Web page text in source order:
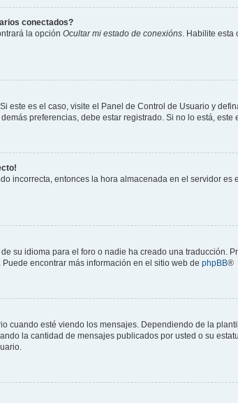
conectados?
la opción Ocultar mi estado de conexións. Habilite esta
este es el caso, visite el Panel de Control de Usuario y
preferencias, debe estar registrado. Si no lo está,
incorrecta, entonces la hora almacenada en el servidor
su idioma para el foro o nadie ha creado una traducción.
encontrar más información en el sitio web de phpBB®
cuando esté viendo los mensajes. Dependiendo de la
la cantidad de mensajes publicados por usted o su